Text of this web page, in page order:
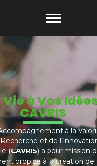
Vie à Vos
CAVRIS
à la
et de
(CAVRIS) a pour mission
propice à la création de